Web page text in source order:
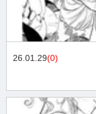
26.01.29(0)